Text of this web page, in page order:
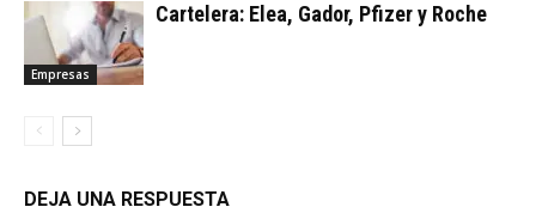
Empresas
Cartelera: Elea, Gador, Pfizer y Roche
DEJA UNA RESPUESTA